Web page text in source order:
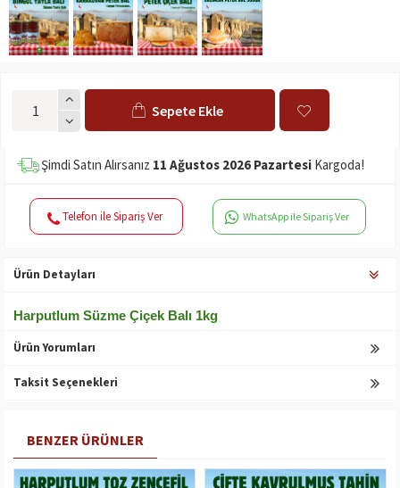
Sepete Ekle
Şimdi Satın Alırsanız 11 Ağustos 2026 Pazartesi Kargoda!
Telefon ile Sipariş Ver WhatsApp ile Sipariş Ver
Ürün Detayları
Harputlum Süzme Çiçek Balı 1kg
Ürün Yorumları
Taksit Seçenekleri
BENZER ÜRÜNLER